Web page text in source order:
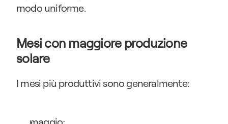
modo uniforme.
Mesi con maggiore produzione
solare
I mesi più produttivi sono generalmente: